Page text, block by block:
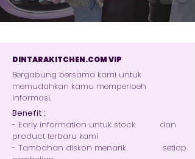
DINTARAKITCHEN.COM VIP
Bergabung bersama kami untuk
memudahkan kamu memperloeh
informasi.
Benefit :
- Early information untuk stock dan
product terbaru kami
- Tambahan diskon menarik setiap